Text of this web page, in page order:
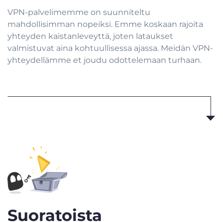
VPN-palvelimemme on suunniteltu
mahdollisimman nopeiksi. Emme koskaan rajoita
yhteyden kaistanleveyttä, joten lataukset
valmistuvat aina kohtuullisessa ajassa. Meidän VPN-
yhteydellämme et joudu odottelemaan turhaan.
Suoratoista